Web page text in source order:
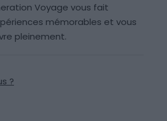
Voyage vous fait
mémorables et vous
pleinement.
?